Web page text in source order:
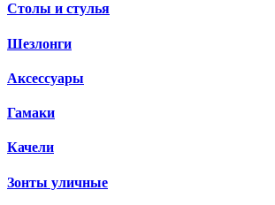
Столы и стулья
Шезлонги
Аксессуары
Гамаки
Качели
Зонты уличные